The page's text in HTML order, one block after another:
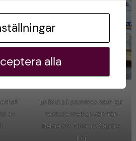
i
av:
En bild på pommes som jag
testade med en vän från
Belgien??. Foto av: Sandra
Koj
alla